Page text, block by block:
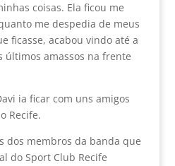
coisas. Ela ficou me
me despedia de meus
ficasse, acabou vindo até a
últimos amassos na frente
ia ficar com uns amigos
Recife.
dos membros da banda que
do Sport Club Recife